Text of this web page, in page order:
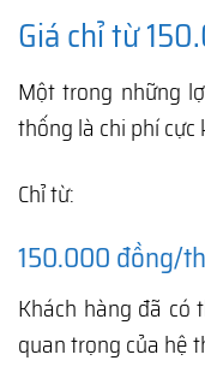
Giá chỉ từ
Một trong những
thống là chi phí cực
Chỉ từ:
150.000 đồng/
Khách hàng đã có
quan trọng của hệ